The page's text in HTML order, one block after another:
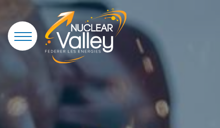
Panneau de gestion des cookies